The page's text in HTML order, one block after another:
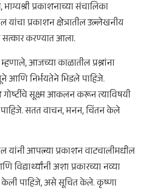
प्रकाशनाच्या संचालिका
यांचा प्रकाशन क्षेत्रातील उल्लेखनीय
सत्कार करण्यात आला.
आजच्या काळातील प्रश्नांना
आणि निर्भयतेने भिडले पाहिजे.
गोष्टींचे सूक्ष्म आकलन करून त्याविषयी
सतत वाचन, मनन, चिंतन केले
यांनी आपल्या प्रकाशन वाटचालीमधील
अशा प्रकारच्या नव्या
केली पाहिजे, असे सूचित केले. कृष्णा